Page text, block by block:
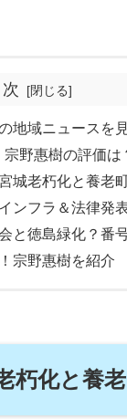
次
地域ニュースを
野惠樹の評価は
城老朽化と養老
ンフラ＆法律発
と徳島緑化？番
宗野惠樹を紹介
朽化と養